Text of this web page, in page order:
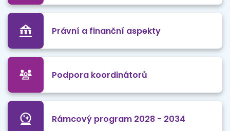
Právní a finanční aspekty
Podpora koordinátorů
Rámcový program 2028 - 2034